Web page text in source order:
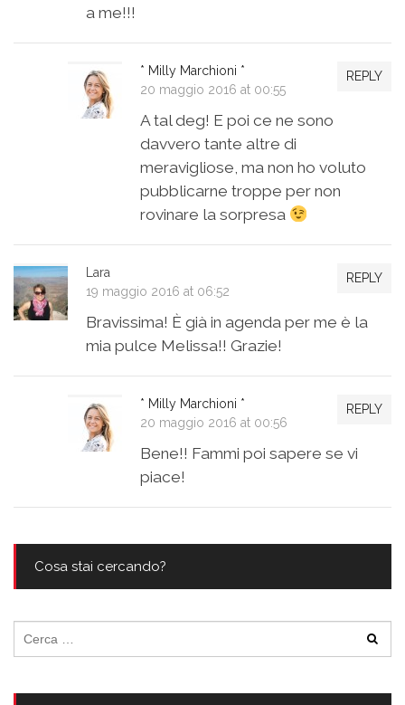
a me!!!
REPLY
* Milly Marchioni *
20 maggio 2016 at 00:55
A tal deg! E poi ce ne sono
davvero tante altre di
meravigliose, ma non ho voluto
pubblicarne troppe per non
rovinare la sorpresa
REPLY
Lara
19 maggio 2016 at 06:52
Bravissima! È già in agenda per me è la
mia pulce Melissa!! Grazie!
REPLY
* Milly Marchioni *
20 maggio 2016 at 00:56
Bene!! Fammi poi sapere se vi
piace!
Cosa stai cercando?
per: